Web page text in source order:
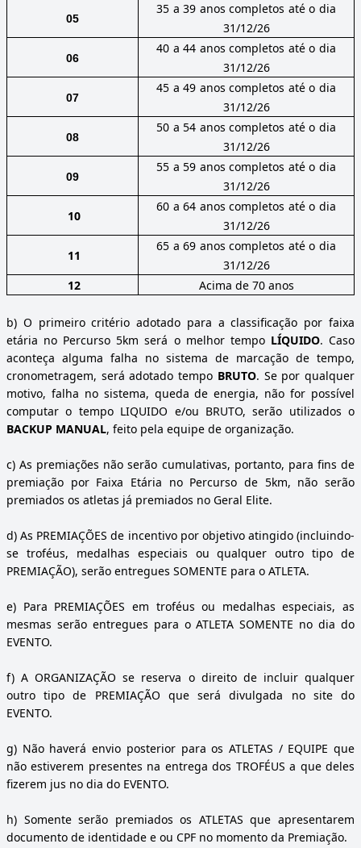
05
35 a 39 anos completos até o dia
31/12/26
06
40 a 44 anos completos até o dia
31/12/26
07
45 a 49 anos completos até o dia
31/12/26
08
50 a 54 anos completos até o dia
31/12/26
09
55 a 59 anos completos até o dia
31/12/26
10
60 a 64 anos completos até o dia
31/12/26
11
65 a 69 anos completos até o dia
31/12/26
12
Acima de 70 anos
b) O primeiro critério adotado para a classificação por faixa
etária no Percurso 5km será o melhor tempo LÍQUIDO. Caso
aconteça alguma falha no sistema de marcação de tempo,
cronometragem, será adotado tempo BRUTO. Se por qualquer
motivo, falha no sistema, queda de energia, não for possível
computar o tempo LIQUIDO e/ou BRUTO, serão utilizados o
BACKUP MANUAL, feito pela equipe de organização.
c)As premiações não serão cumulativas, portanto, para fins de
premiação por Faixa Etária no Percurso de 5km, não serão
premiados os atletas já premiados no Geral Elite.
d)As PREMIAÇÕES de incentivo por objetivo atingido (incluindo-
se troféus, medalhas especiais ou qualquer outro tipo de
PREMIAÇÃO), serão entregues SOMENTE para o ATLETA.
e) Para PREMIAÇÕES em troféus ou medalhas especiais, as
mesmas serão entregues para o ATLETA SOMENTE no dia do
EVENTO.
f)A ORGANIZAÇÃO se reserva o direito de incluir qualquer
outro tipo de PREMIAÇÃO que será divulgada no site do
EVENTO.
g) Não haverá envio posterior para os ATLETAS / EQUIPE que
não estiverem presentes na entrega dos TROFÉUS a que deles
fizerem jus no dia do EVENTO.
h) Somente serão premiados os ATLETAS que apresentarem
documento de identidade e ou CPF no momento da Premiação.